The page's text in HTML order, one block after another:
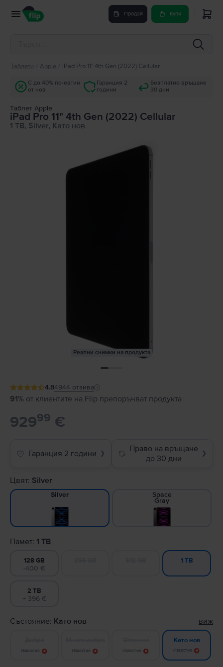
Продай Купи
Таблети Apple iPad Pro 11" 4th Gen (2022) Cellular
С до 40% по-евтин
от нов
Гаранция 2
години
Безплатно връщане
30 дни
Tаблет Apple
iPad Pro 11" 4th Gen (2022) Cellular
1 TB, Silver, Като нов
Реални снимки на продукта
4.84944 отзива
91% от клиентите на Flip препоръчват продукта
92999 €
Гаранция 2 години ❯
Право на връщане
до 30 дни
❯
Цвят: Silver
Silver Space
Gray
Памет: 1 TB
128 GB
-400 €
1 TB
2 TB
+ 396 €
Състояние: Като нов виж
Известие Известие Известие
Като нов
Известие